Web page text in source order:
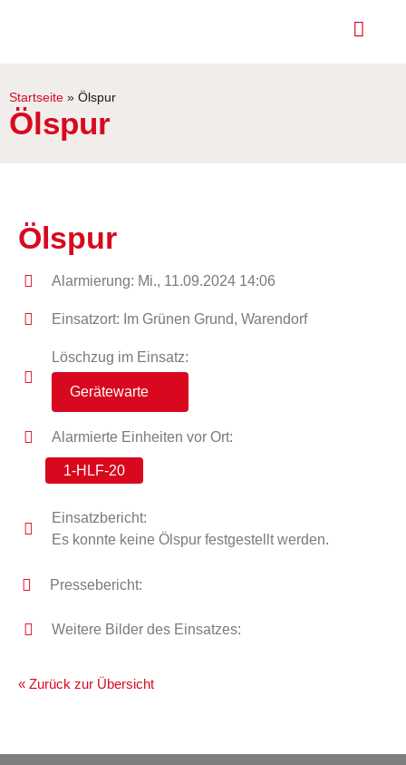
Startseite » Ölspur
Ölspur
Ölspur
Alarmierung: Mi., 11.09.2024 14:06
Einsatzort: Im Grünen Grund, Warendorf
Löschzug im Einsatz:
Gerätewarte
Alarmierte Einheiten vor Ort:
1-HLF-20
Einsatzbericht:
Es konnte keine Ölspur festgestellt werden.
Pressebericht:
Weitere Bilder des Einsatzes:
« Zurück zur Übersicht